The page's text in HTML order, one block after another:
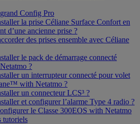
Config Pro
la prise Céliane Surface Confort en
d’une ancienne prise ?
des prises ensemble avec Céliane
le pack de démarrage connecté
?
un interrupteur connecté pour volet
with Netatmo ?
un connecteur LCS³ ?
et configurer l’alarme Type 4 radio ?
le Classe 300EOS with Netatmo
tutoriels